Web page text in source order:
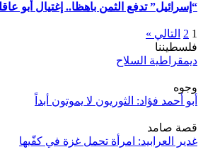
“إسرائيل” تدفع الثمن باهظا.. إغتيال أبو
1
2 التالي »
فلسطيننا
ديمقراطية السلاح
وجوه
أبو أحمد فؤاد: الثوريون لا يموتون أبداً
قصة صامد
غدير العرابيد: امرأة تحمل غزة في كفّيها